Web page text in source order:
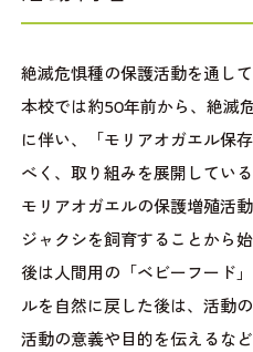
絶滅危惧種の保護活動を通し
本校では約50年前から、絶滅
に伴い、「モリアオガエル保
べく、取り組みを展開している
モリアオガエルの保護増殖活
ジャクシを飼育することから
後は人間用の「ベビーフード
ルを自然に戻した後は、活動
活動の意義や目的を伝えるな